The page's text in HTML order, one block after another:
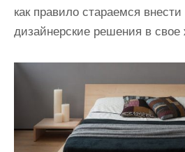
как правило стараемся
дизайнерские решения в